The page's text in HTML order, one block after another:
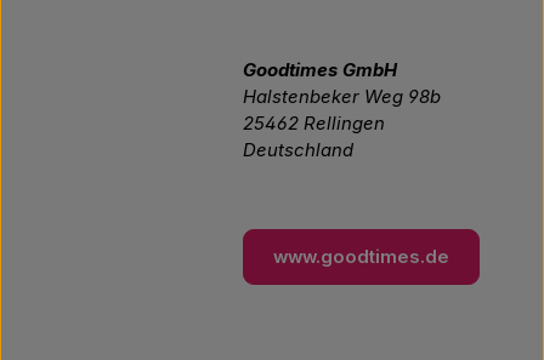
Goodtimes GmbH
Halstenbeker Weg 98b
25462 Rellingen
Deutschland
www.goodtimes.de